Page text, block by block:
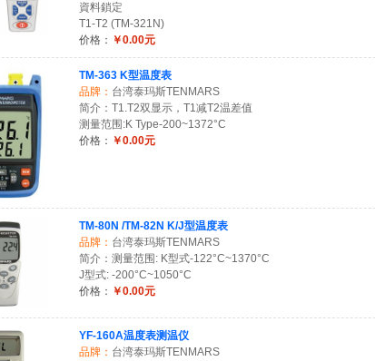
資料鎖定
T1-T2 (TM-321N)
价格： ￥0.00元
TM-363 K型温度表
品牌： 台湾泰玛斯TENMARS
简介：T1.T2双显示，T1减T2温差值
测量范围:K Type-200~1372°C
价格： ￥0.00元
TM-80N /TM-82N K/J型温度表
品牌： 台湾泰玛斯TENMARS
简介：测量范围: K型式-122°C~1370°C
J型式: -200°C~1050°C
价格： ￥0.00元
YF-160A温度表测温仪
品牌： 台湾泰玛斯TENMARS